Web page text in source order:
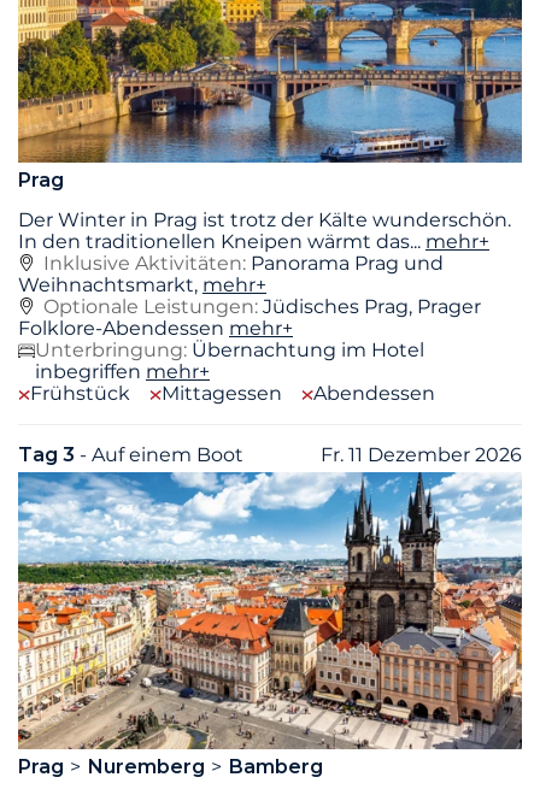
Prag
Der Winter in Prag ist trotz der Kälte wunderschön.
In den traditionellen Kneipen wärmt das... mehr+
Inklusive Aktivitäten: Panorama Prag und
Weihnachtsmarkt, mehr+
Optionale Leistungen: Jüdisches Prag, Prager
Folklore-Abendessen mehr+
Unterbringung: Übernachtung im Hotel
inbegriffen mehr+
Frühstück
Mittagessen Abendessen
Tag 3 - Auf einem Boot Fr. 11 Dezember 2026
Prag Nuremberg
Bamberg